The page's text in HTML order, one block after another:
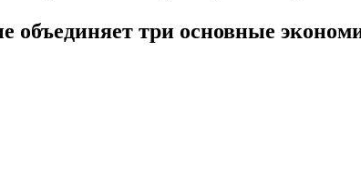
объединяет три основные